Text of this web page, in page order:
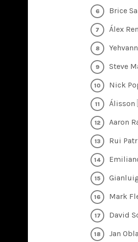
Brice
Álex
Steve
Nick
Álisson
Aaron
Rui
Mark
David
Jan